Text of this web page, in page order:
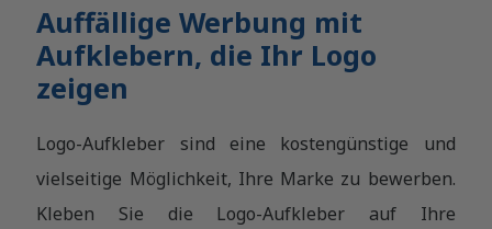
Auffällige Werbung mit
Aufklebern, die Ihr Logo
zeigen
Logo-Aufkleber sind eine kostengünstige und
vielseitige Möglichkeit, Ihre Marke zu bewerben.
Kleben Sie die Logo-Aufkleber auf Ihre